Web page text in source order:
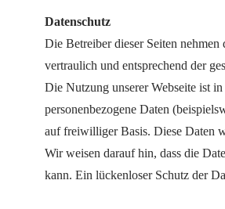
Datenschutz
Die Betreiber dieser Seiten
vertraulich und entsprechend der
Die Nutzung unserer Webseite ist
personenbezogene Daten
auf freiwilliger Basis. Diese Daten
Wir weisen darauf hin, dass die
kann. Ein lückenloser Schutz der